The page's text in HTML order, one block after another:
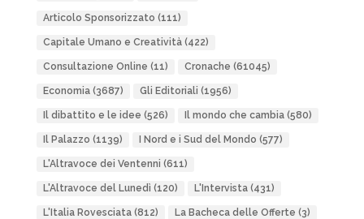
Articolo Sponsorizzato (111)
Capitale Umano e Creatività(422)
Consultazione Online (11) Cronache (61045)
Economia(3687) Gli Editoriali (1956)
Il dibattito e le idee (526) Il mondo che cambia(580)
Il Palazzo (1139) I Nord e i Sud del Mondo (577)
L'Altravoce dei Ventenni (611)
L'Altravoce del Lunedì (120) L'Intervista(431)
L'Italia Rovesciata(812) La Bacheca delle Offerte (3)